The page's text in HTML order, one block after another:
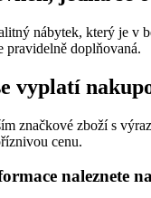
nábytek, který je v
pravidelně doplňovaná.
vyplatí
značkové zboží s
cenu.
naleznete